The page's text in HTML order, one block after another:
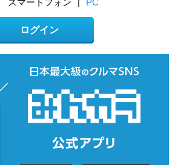
ログイン